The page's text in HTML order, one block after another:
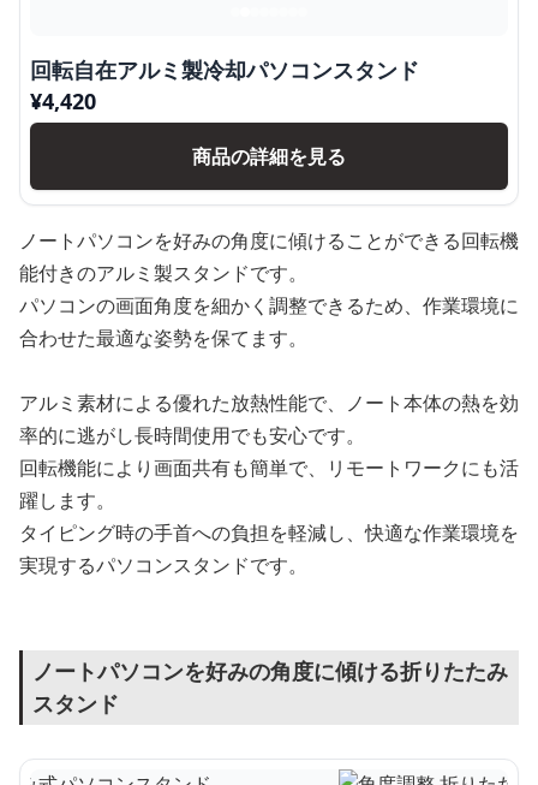
回転自在アルミ製冷却パソコンスタンド
¥4,420
商品の詳細を見る
ノートパソコンを好みの角度に傾けることができる回転機
能付きのアルミ製スタンドです。
パソコンの画面角度を細かく調整できるため、作業環境に
合わせた最適な姿勢を保てます。
アルミ素材による優れた放熱性能で、ノート本体の熱を効
率的に逃がし長時間使用でも安心です。
回転機能により画面共有も簡単で、リモートワークにも活
躍します。
タイピング時の手首への負担を軽減し、快適な作業環境を
実現するパソコンスタンドです。
ノートパソコンを好みの角度に傾ける折りたたみ
スタンド